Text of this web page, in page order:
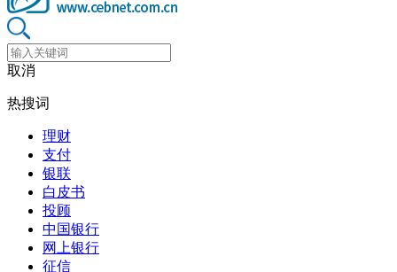
取消
热搜词
理财
支付
银联
白皮书
投顾
中国银行
网上银行
征信